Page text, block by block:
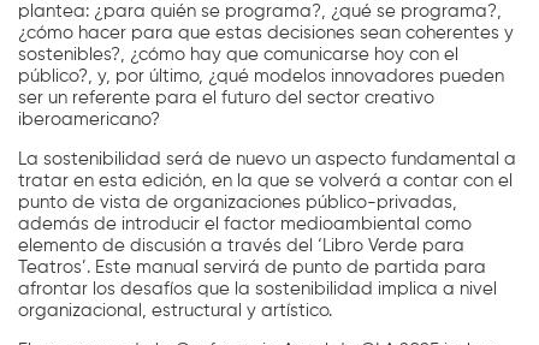
plantea: ¿para quién se programa?, ¿qué se programa?,
¿cómo hacer para que estas decisiones sean coherentes y
sostenibles?, ¿cómo hay que comunicarse hoy con el
público?, y, por último, ¿qué modelos innovadores pueden
ser un referente para el futuro del sector creativo
iberoamericano?
La sostenibilidad será de nuevo un aspecto fundamental a
tratar en esta edición, en la que se volverá a contar con el
punto de vista de organizaciones público-privadas,
además de introducir el factor medioambiental como
elemento de discusión a través del ‘Libro Verde para
Teatros’. Este manual servirá de punto de partida para
afrontar los desafíos que la sostenibilidad implica a nivel
organizacional, estructural y artístico.